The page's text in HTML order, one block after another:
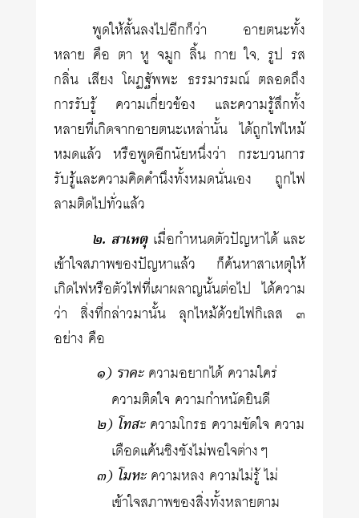
พูดให้สั้นลงไปอีกก็ว่า อายตนะทั้ง
หลาย คือ ตา หู จมูก ลิ้น กาย ใจ, รูป รส
กลิ่น เสียง โผฏฐัพพะ ธรรมารมณ์ ตลอดถึง
การรับรู้ ความเกี่ยวข้อง และความรู้สึกทั้ง
หลายที่เกิดจากอายตนะเหล่านั้น ได้ถูกไฟไหม้
หมดแล้ว หรือพูดอีกนัยหนึ่งว่า กระบวนการ
รับรู้และความคิดคำนึงทั้งหมดนั่นเอง ถูกไฟ
ลามติดไปทั่วแล้ว
๒. สาเหตุเมื่อกำหนดตัวปัญหาได้ และ
เข้าใจสภาพของปัญหาแล้ว ก็ค้นหาสาเหตุให้
เกิดไฟหรือตัวไฟที่เผาผลาญนั้นต่อไป ได้ความ
ว่า สิ่งที่กล่าวมานั้น ลุกไหม้ด้วยไฟกิเลส ๓
อย่าง คือ
๑) ราคะความอยากได้ ความใคร่
ความติดใจ ความกำหนัดยินดี
๒) โทสะความโกรธ ความขัดใจ ความ
เดือดแค้นชิงชังไม่พอใจต่างๆ
๓) โมหะความหลง ความไม่รู้ ไม่
เข้าใจสภาพของสิ่งทั้งหลายตาม